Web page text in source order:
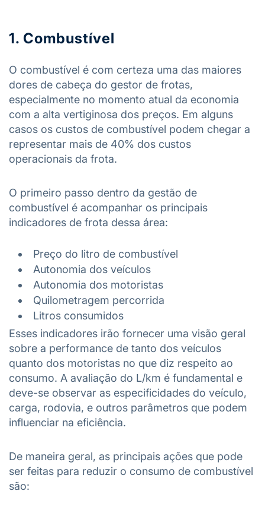
1. Combustível
O combustível é com certeza uma das maiores
dores de cabeça do gestor de frotas,
especialmente no momento atual da economia
com a alta vertiginosa dos preços. Em alguns
casos os custos de combustível podem chegar a
representar mais de 40% dos custos
operacionais da frota.
O primeiro passo dentro da gestão de
combustível é acompanhar os principais
indicadores de frota dessa área:
Preço do litro de combustível
Autonomia dos veículos
Autonomia dos motoristas
Quilometragem percorrida
Litros consumidos
Esses indicadores irão fornecer uma visão geral
sobre a performance de tanto dos veículos
quanto dos motoristas no que diz respeito ao
consumo. A avaliação do L/km é fundamental e
deve-se observar as especificidades do veículo,
carga, rodovia, e outros parâmetros que podem
influenciar na eficiência.
De maneira geral, as principais ações que pode
ser feitas para reduzir o consumo de combustível
são: